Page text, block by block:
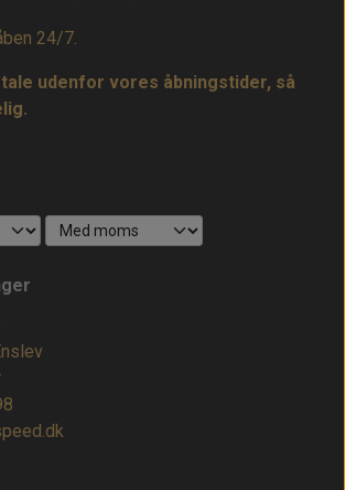
24/7.
udenfor vores åbningstider, så